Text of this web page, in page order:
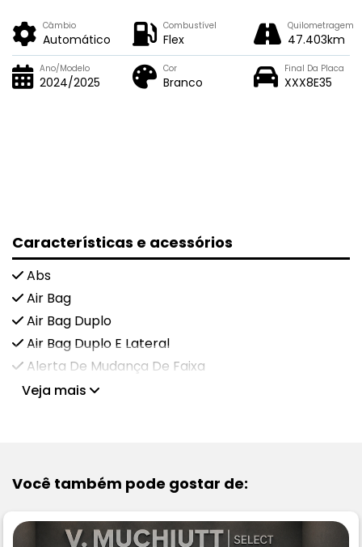
Câmbio
Automático
Combustível
Flex
Quilometragem
47.403km
Ano/Modelo
2024/2025
Cor
Branco
Final Da Placa
XXX8E35
Características e acessórios
Abs
Air Bag
Air Bag Duplo
Air Bag Duplo E Lateral
Alerta De Mudança De Faixa
Veja mais
Você também pode gostar de: